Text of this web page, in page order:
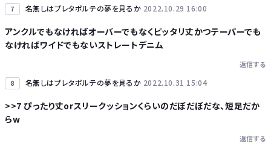
7 名無しはプレタポルテの夢を見るか 2022.10.29 16:00
アンクルでもなければオーバーでもなくピッタリ丈かつテーパーでも
なければワイドでもないストレートデニム
返信する
8 名無しはプレタポルテの夢を見るか 2022.10.31 15:04
>>7 ぴったり丈orスリークッションくらいのだぼだぼだな、短足だか
らw
返信する